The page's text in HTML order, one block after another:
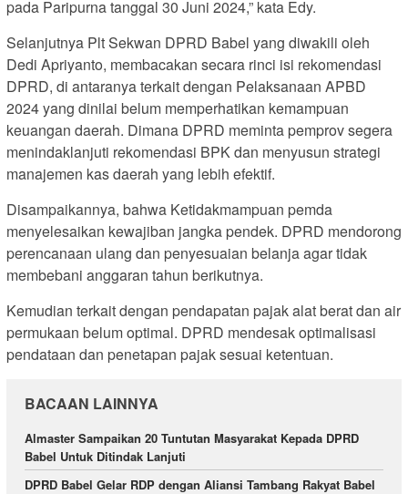
pada Paripurna tanggal 30 Juni 2024,” kata Edy.
Selanjutnya Plt Sekwan DPRD Babel yang diwakili oleh
Dedi Apriyanto, membacakan secara rinci isi rekomendasi
DPRD, di antaranya terkait dengan Pelaksanaan APBD
2024 yang dinilai belum memperhatikan kemampuan
keuangan daerah. Dimana DPRD meminta pemprov segera
menindaklanjuti rekomendasi BPK dan menyusun strategi
manajemen kas daerah yang lebih efektif.
Disampaikannya, bahwa Ketidakmampuan pemda
menyelesaikan kewajiban jangka pendek. DPRD mendorong
perencanaan ulang dan penyesuaian belanja agar tidak
membebani anggaran tahun berikutnya.
Kemudian terkait dengan pendapatan pajak alat berat dan air
permukaan belum optimal. DPRD mendesak optimalisasi
pendataan dan penetapan pajak sesuai ketentuan.
BACAAN LAINNYA
Almaster Sampaikan 20 Tuntutan Masyarakat Kepada DPRD
Babel Untuk Ditindak Lanjuti
DPRD Babel Gelar RDP dengan Aliansi Tambang Rakyat Babel